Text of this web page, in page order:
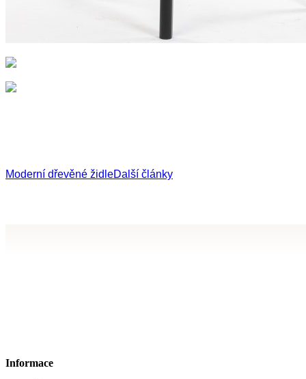
Moderní dřevěné židleDalší články
Informace